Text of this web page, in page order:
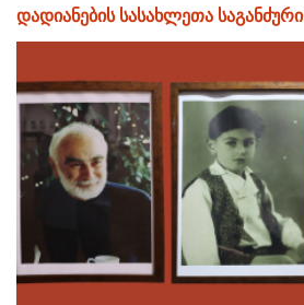
დადიანების სასახლეთა საგანძური